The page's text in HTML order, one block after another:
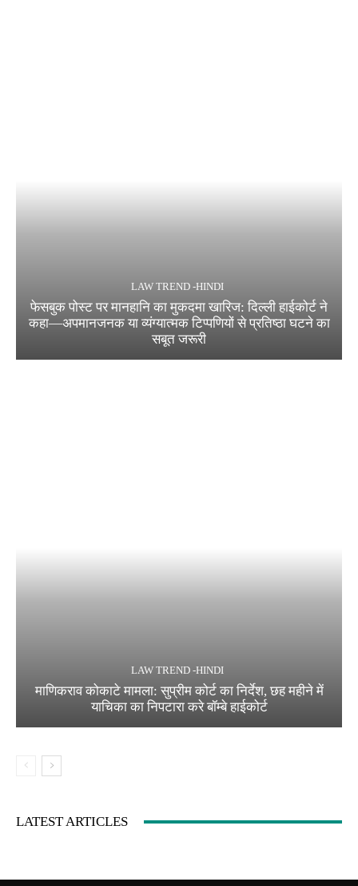
LAW TREND -HINDI
फेसबुक पोस्ट पर मानहानि का मुकदमा खारिज: दिल्ली हाईकोर्ट ने
कहा—अपमानजनक या व्यंग्यात्मक टिप्पणियों से प्रतिष्ठा घटने का
सबूत जरूरी
LAW TREND -HINDI
माणिकराव कोकाटे मामला: सुप्रीम कोर्ट का निर्देश, छह महीने में
याचिका का निपटारा करे बॉम्बे हाईकोर्ट
LATEST ARTICLES